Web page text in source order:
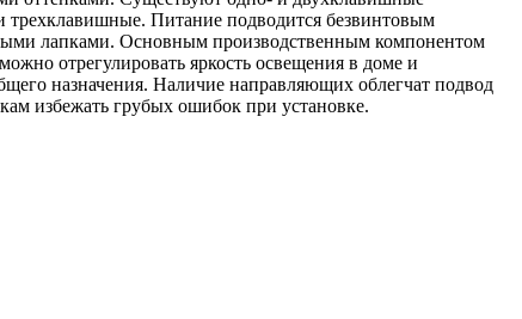
трехклавишные. Питание подводится безвинтовым
лапками. Основным производственным компонентом
отрегулировать яркость освещения в доме и
назначения. Наличие направляющих облегчат подвод
избежать грубых ошибок при установке.